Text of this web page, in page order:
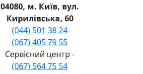
04080, м. Київ, вул.
Кирилівська, 60
(044) 501 38 24
(067) 405 79 55
Сервісний центр -
(067) 564 75 54